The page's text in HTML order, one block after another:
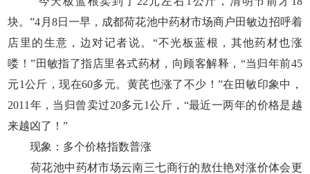
块。”4月8日一早，成都荷花池中药材市场商户田敏边招呼着
店里的生意，边对记者说。“不光板蓝根，其他药材也涨
喽！”田敏指了指店里各式药材，向顾客解释，“当归年前45
元1公斤，现在60多元。黄芪也涨了不少！”在田敏印象中，
2011年，当归曾卖过20多元1公斤，“最近一两年的价格是越
来越凶了！”
现象：多个价格指数普涨
荷花池中药材市场云南三七商行的敖仕艳对涨价体会更